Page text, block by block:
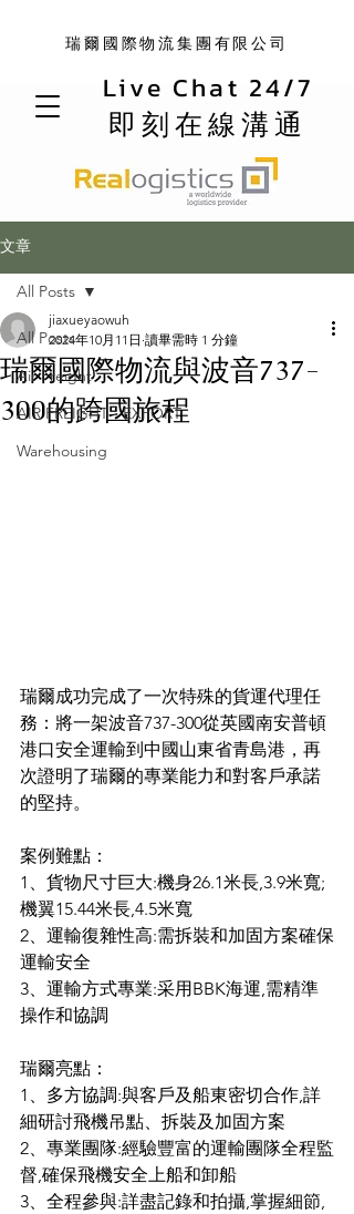
Live Chat 24/7
即刻在線溝通
瑞爾國際物流集團有限公司
文章
All Posts
Air Freight
AIR FREIGHT - EXPORT
Warehousing
All Posts
瑞爾國際物流與波音737-
300的跨國旅程
jiaxueyaowuh
2024年10月11日 讀畢需時 1 分鐘
瑞爾成功完成了一次特殊的貨運代理任
務：將一架波音737-300從英國南安普頓
港口安全運輸到中國山東省青島港，再
次證明了瑞爾的專業能力和對客戶承諾
的堅持。
案例難點：
1、貨物尺寸巨大:機身26.1米長,3.9米寬;
機翼15.44米長,4.5米寬
2、運輸復雜性高:需拆裝和加固方案確保
運輸安全
3、運輸方式專業:采用BBK海運,需精準
操作和協調
瑞爾亮點：
1、多方協調:與客戶及船東密切合作,詳
細研討飛機吊點、拆裝及加固方案
2、專業團隊:經驗豐富的運輸團隊全程監
督,確保飛機安全上船和卸船
3、全程參與:詳盡記錄和拍攝,掌握細節,